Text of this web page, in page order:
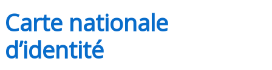
Carte nationale
d’identité